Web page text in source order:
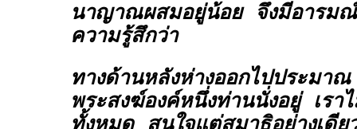
นาญาณผสมอยู่น้อย จึงมีอารม
ความรู้สึกว่า
ทางด้านหลังห่างออกไปประม
พระสงฆ์องค์หนึ่งท่านนั่งอยู่ เรา